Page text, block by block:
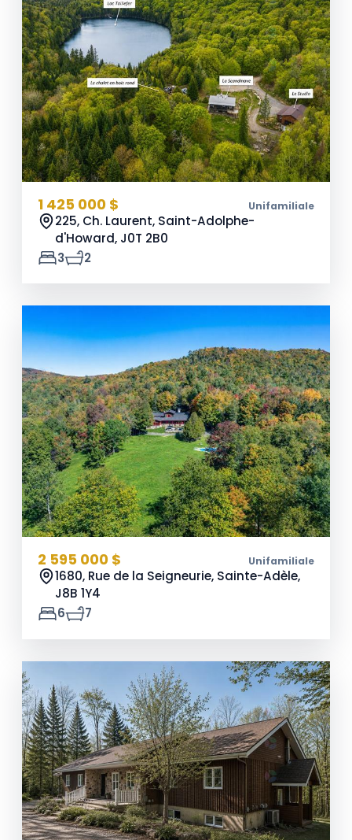
1 425 000 $ Unifamiliale
225, Ch. Laurent, Saint-Adolphe-
d'Howard, J0T 2B0
3
2
2 595 000 $ Unifamiliale
1680, Rue de la Seigneurie, Sainte-Adèle,
J8B 1Y4
6
7